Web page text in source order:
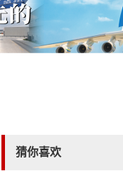
猜你喜欢